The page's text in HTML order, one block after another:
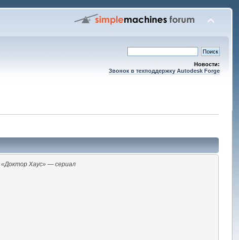
Новости:
Звонок в техподдержку Autodesk Forge
«Доктор Хаус» — сериал